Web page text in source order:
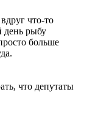
что-то
день рыбу
больше
что депутаты